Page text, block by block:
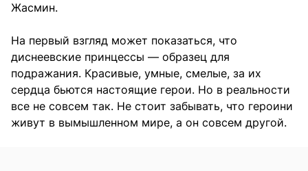
Жасмин.
На первый взгляд может показаться, что
диснеевские принцессы — образец для
подражания. Красивые, умные, смелые, за их
сердца бьются настоящие герои. Но в реальности
все не совсем так. Не стоит забывать, что героини
живут в вымышленном мире, а он совсем другой.